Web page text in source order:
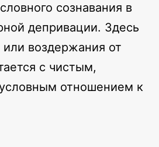
сознавания в
депривации. Здесь
или воздержания от
с чистым,
отношением к